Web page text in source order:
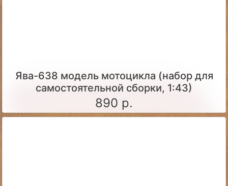
Ява-638 модель мотоцикла (набор для
самостоятельной сборки, 1:43)
890 р.